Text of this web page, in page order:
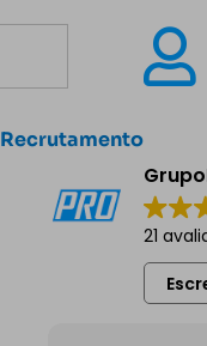
Recrutamento
21